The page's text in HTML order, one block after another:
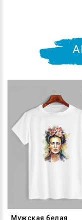
Мужская белая